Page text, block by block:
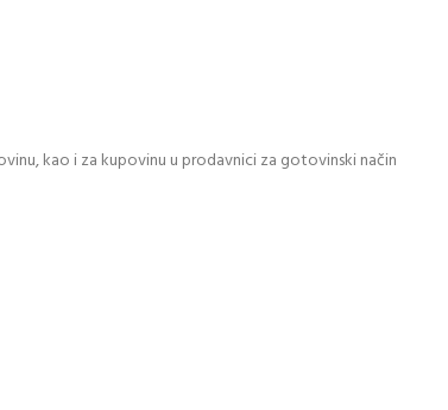
kao i za kupovinu u prodavnici za gotovinski način